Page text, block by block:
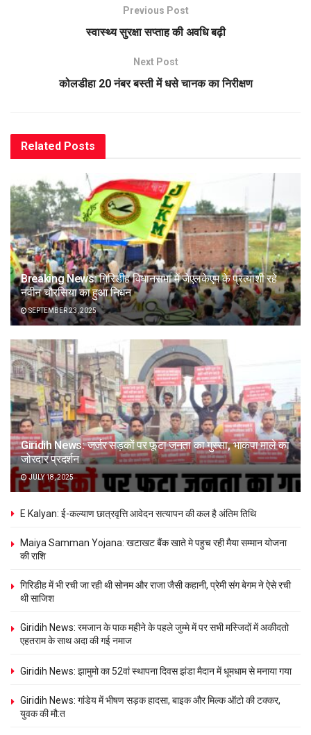
Previous Post
स्वास्थ्य सुरक्षा सप्ताह की अवधि बढ़ी
Next Post
कोलडीहा 20 नंबर बस्ती में धसे चानक का निरीक्षण
Related Posts
Breaking News: गिरिडीह विधानसभा में जेएलकेएम के प्रत्याशी रहे
नवीन चौरसिया का हुआ निधन
SEPTEMBER 23, 2025
Giridih News: जर्जर सड़कों पर फूटा जनता का गुस्सा, भाकपा माले का
जोरदार प्रदर्शन
JULY 18, 2025
E Kalyan: ई-कल्याण छात्रवृत्ति आवेदन सत्यापन की कल है अंतिम तिथि
Maiya Samman Yojana: खटाखट बैंक खाते मे पहुच रही मैया सम्मान योजना
की राशि
गिरिडीह में भी रची जा रही थी सोनम और राजा जैसी कहानी, प्रेमी संग बेगम ने ऐसे रची
थी साजिश
Giridih News: रमजान के पाक महीने के पहले जुम्मे में पर सभी मस्जिदों में अकीदतो
एहतराम के साथ अदा की गई नमाज
Giridih News: झामुमो का 52वां स्थापना दिवस झंडा मैदान में धूमधाम से मनाया गया
Giridih News: गांडेय में भीषण सड़क हादसा, बाइक और मिल्क ऑटो की टक्कर,
युवक की मौ:त